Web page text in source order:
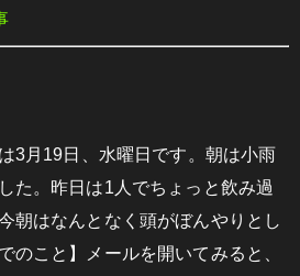
3月19日、水曜日です。朝は小雨
た。昨日は1人でちょっと飲み過
朝はなんとなく頭がぼんやりとし
のこと】メールを開いてみると、